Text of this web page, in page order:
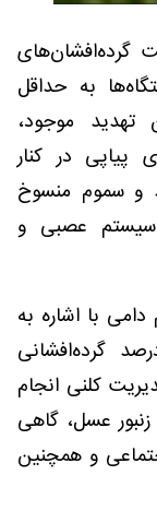
سال ۲۰۲۶، جمعیت گرده‌افشان‌های
به حداقل
تهدید موجود،
پیاپی در کنار
و سموم منسوخ
عصبی و
با اشاره به
زنبور عسل حدود ۷۰ تا ۸۰ درصد گرده‌افشانی
کلنی انجام
عسل، گاهی
و همچنین